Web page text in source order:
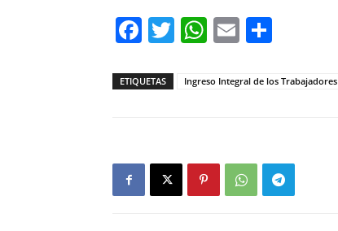
Facebook
Twitter
WhatsApp
Email
ETIQUETAS Ingreso Integral de los Trabajadores